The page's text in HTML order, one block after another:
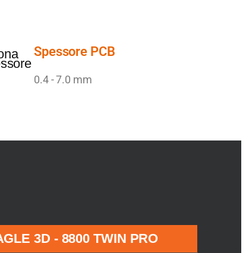
Spessore PCB
0.4 - 7.0 mm
3D - 8800 TWIN PRO